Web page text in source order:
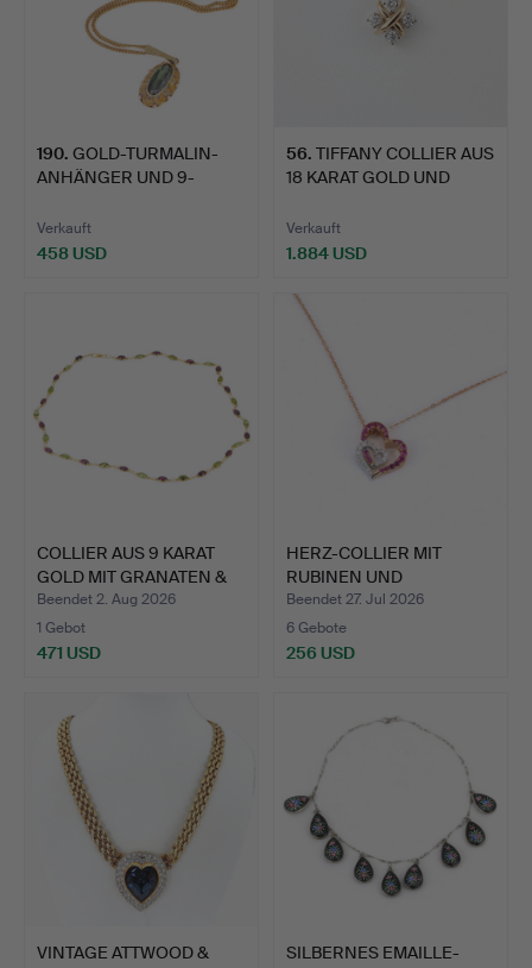
190. GOLD-TURMALIN-
ANHÄNGER UND 9-
Verkauft
458 USD
56. TIFFANY COLLIER AUS
18 KARAT GOLD UND
Verkauft
1.884 USD
COLLIER AUS 9 KARAT
GOLD MIT GRANATEN &
PE…
Beendet 2. Aug 2026
1 Gebot
471 USD
HERZ-COLLIER MIT
RUBINEN UND
DIAMANTEN, 18…
Beendet 27. Jul 2026
6 Gebote
256 USD
VINTAGE ATTWOOD &
SILBERNES EMAILLE-